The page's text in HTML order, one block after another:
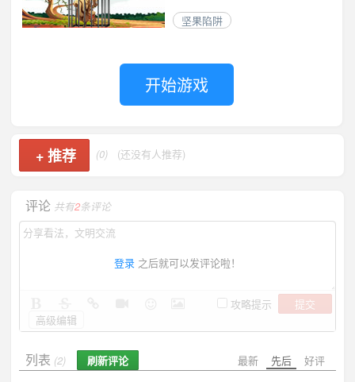
坚果陷阱
开始游戏
+推荐 (0) (还没有人推荐)
评论 共有2条评论
登录 之后就可以发评论啦！
攻略提示
提交
高级编辑
最新 先后 好评
列表 (2) 刷新评论